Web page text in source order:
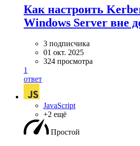
Как настроить
Windows Server вне
3 подписчика
01 окт. 2025
324 просмотра
1
ответ
JavaScript
+2 ещё
Простой